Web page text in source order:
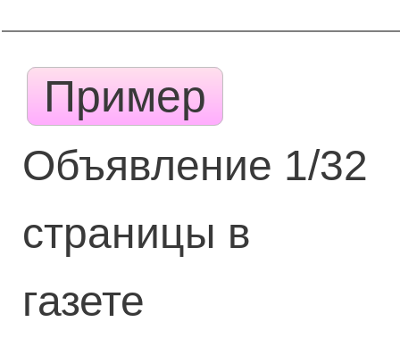
Пример
Объявление 1/32
страницы в
газете